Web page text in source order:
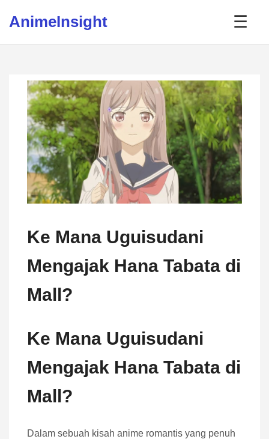
AnimeInsight ☰
Ke Mana Uguisudani
Mengajak Hana Tabata di
Mall?
Ke Mana Uguisudani
Mengajak Hana Tabata di
Mall?
Dalam sebuah kisah anime romantis yang penuh